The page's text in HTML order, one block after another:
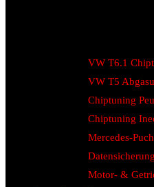
VW T6.1
VW T5
Chiptuning
Chiptuning
Mercedes-
Motor- &